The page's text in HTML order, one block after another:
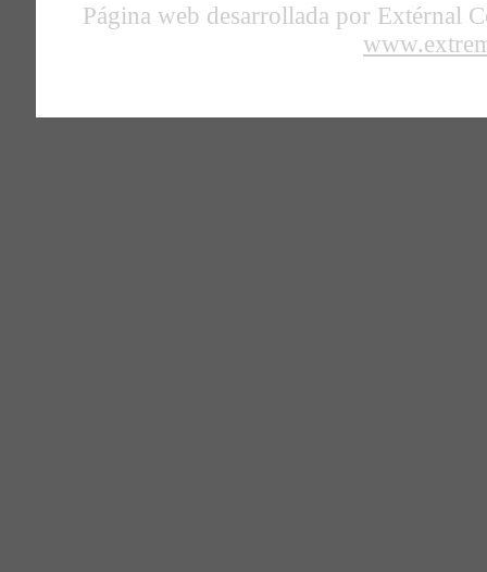
Página web desarrollada por Extérnal